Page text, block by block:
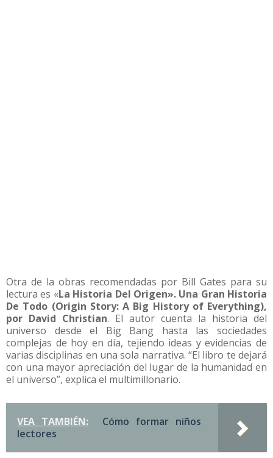
Otra de la obras recomendadas por Bill Gates para su
lectura es «La Historia Del Origen». Una Gran Historia
De Todo (Origin Story: A Big History of Everything),
por David Christian. El autor cuenta la historia del
universo desde el Big Bang hasta las sociedades
complejas de hoy en día, tejiendo ideas y evidencias de
varias disciplinas en una sola narrativa. “El libro te dejará
con una mayor apreciación del lugar de la humanidad en
el universo”, explica el multimillonario.
VEA TAMBIÉN:
Cómo formar niños
lectores